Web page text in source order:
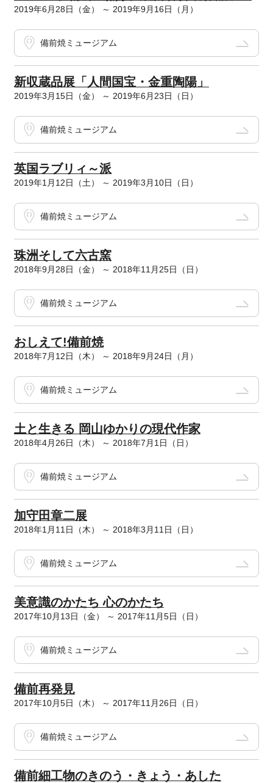
2019年6月28日（金） ～ 2019年9月16日（月）
備前焼ミュージアム
新収蔵品展「人間国宝・金重陶陽」
2019年3月15日（金） ～ 2019年6月23日（日）
備前焼ミュージアム
英国ラブリィ～派
2019年1月12日（土） ～ 2019年3月10日（日）
備前焼ミュージアム
珠洲そして六古窯
2018年9月28日（金） ～ 2018年11月25日（日）
備前焼ミュージアム
おしえて!備前焼
2018年7月12日（木） ～ 2018年9月24日（月）
備前焼ミュージアム
土と生きる 岡山ゆかりの現代作家
2018年4月26日（木） ～ 2018年7月1日（日）
備前焼ミュージアム
加守田章二展
2018年1月11日（木） ～ 2018年3月11日（日）
備前焼ミュージアム
美意識のかたち 心のかたち
2017年10月13日（金） ～ 2017年11月5日（日）
備前焼ミュージアム
備前再発見
2017年10月5日（木） ～ 2017年11月26日（日）
備前焼ミュージアム
備前細工物のきのう・きょう・あした